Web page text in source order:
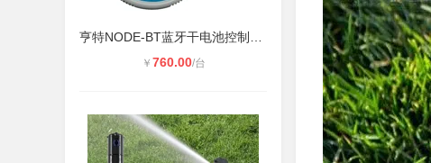
￥ 760.00/台